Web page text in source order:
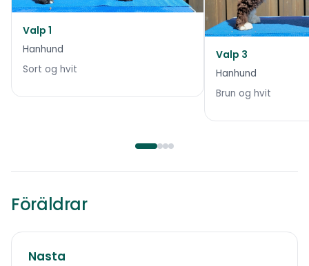
Valp 1
Hanhund
Sort og hvit
Valp 3
Hanhund
Brun og hvit
Föräldrar
Nasta